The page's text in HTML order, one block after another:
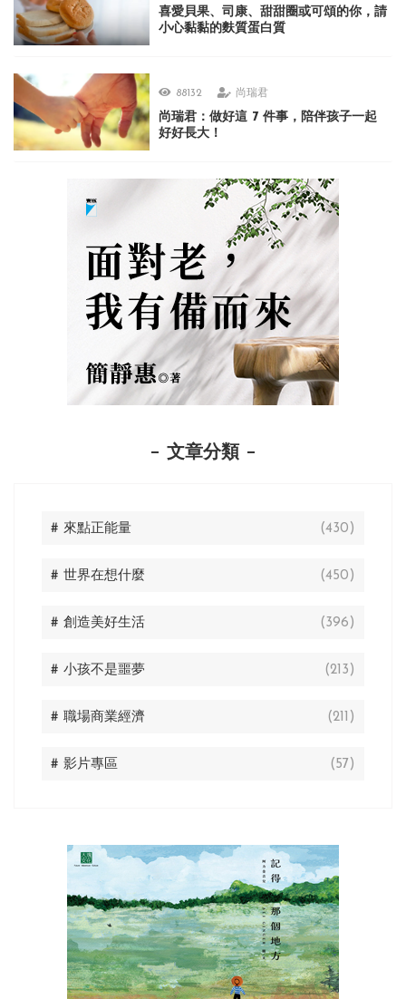
喜愛貝果、司康、甜甜圈或可頌的你，請
小心黏黏的麩質蛋白質
88132 尚瑞君
尚瑞君：做好這 7 件事，陪伴孩子一起
好好長大！
文章分類
# 來點正能量 (430)
# 世界在想什麼 (450)
# 創造美好生活 (396)
# 小孩不是噩夢 (213)
# 職場商業經濟 (211)
# 影片專區 (57)